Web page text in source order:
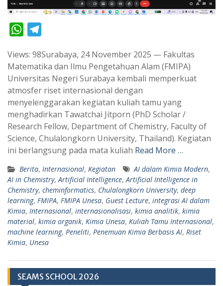
W
a
t
A
p
p
l
e
r
a
m
Views: 98Surabaya, 24 November 2025 — Fakultas
Matematika dan Ilmu Pengetahuan Alam (FMIPA)
Universitas Negeri Surabaya kembali memperkuat
atmosfer riset internasional dengan
menyelenggarakan kegiatan kuliah tamu yang
menghadirkan Tawatchai Jitporn (PhD Scholar /
Research Fellow, Department of Chemistry, Faculty of
Science, Chulalongkorn University, Thailand). Kegiatan
ini berlangsung pada mata kuliah Read More …
Berita, Internasional, Kegiatan AI dalam Kimia Modern,
AI in Chemistry, Artificial Intelligence, Artificial Intelligence in
Chemistry, cheminformatics, Chulalongkorn University, deep
learning, FMIPA, FMIPA Unesa, Guest Lecture, integrasi AI dalam
Kimia, Internasional, internasionalisasi, kimia analitik, kimia
material, kimia organik, Kimia Unesa, Kuliah Tamu Internasional,
machine learning, Peneliti, Penemuan Kimia Berbasis AI, Riset
Kimia, Unesa
SEAMS SCHOOL 2026